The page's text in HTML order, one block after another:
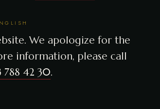
We apologize for the
information, please call
788 42 30.